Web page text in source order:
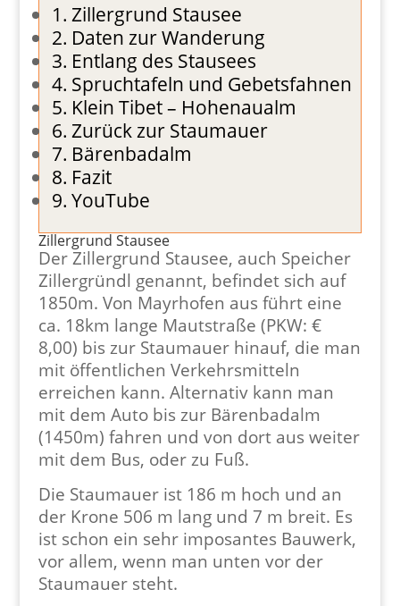
Zillergrund Stausee
Daten zur Wanderung
Entlang des Stausees
Spruchtafeln und Gebetsfahnen
Klein Tibet – Hohenaualm
Zurück zur Staumauer
Bärenbadalm
Fazit
YouTube
Zillergrund Stausee
Der Zillergrund Stausee, auch Speicher
Zillergründl genannt, befindet sich auf
1850m. Von Mayrhofen aus führt eine
ca. 18km lange Mautstraße (PKW: €
8,00) bis zur Staumauer hinauf, die man
mit öffentlichen Verkehrsmitteln
erreichen kann. Alternativ kann man
mit dem Auto bis zur Bärenbadalm
(1450m) fahren und von dort aus weiter
mit dem Bus, oder zu Fuß.
Die Staumauer ist 186 m hoch und an
der Krone 506 m lang und 7 m breit. Es
ist schon ein sehr imposantes Bauwerk,
vor allem, wenn man unten vor der
Staumauer steht.